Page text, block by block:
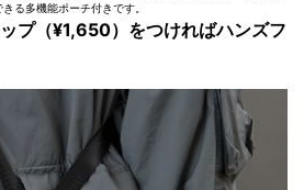
きる多機能ポーチ付きです。
プ（¥1,650）をつければハンズフ